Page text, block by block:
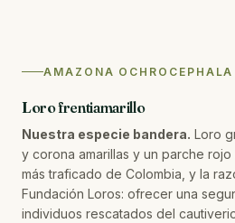
AMAZONA OCHROCEPHALA
Loro frentiamarillo
Nuestra especie bandera. Loro
y corona amarillas y un parche rojo
más traficado de Colombia, y la
Fundación Loros: ofrecer una
individuos rescatados del